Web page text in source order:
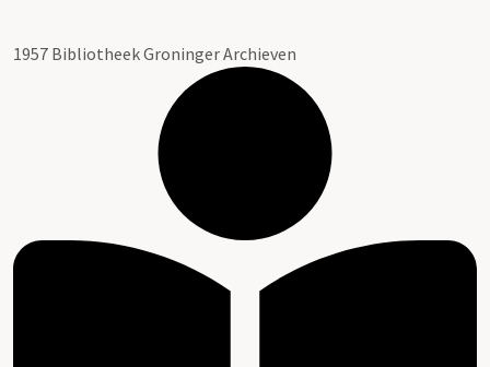
1957 Bibliotheek Groninger Archieven